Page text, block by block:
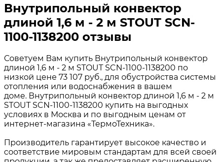
Внутрипольный конвектор
длиной 1,6 м - 2 м STOUT SCN-
1100-1138200 отзывы
Советуем Вам купить Внутрипольный конвектор
длиной 1,6 м - 2 м STOUT SCN-1100-1138200 по
низкой цене 73 107 руб., для обустройства системы
отопления или водоснабжения в вашем
доме. Внутрипольный конвектор длиной 1,6 м - 2 м
STOUT SCN-1100-1138200 купить на выгодных
условиях в Москва и по выгодным ценам от
интернет-магазина «ТермоТехника».
Производитель гарантирует высокое качество и
соответствие мировым стандартам для всей своей